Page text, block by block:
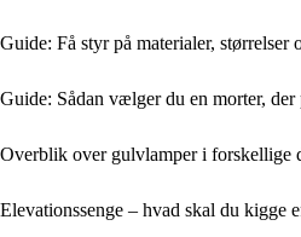
Guide: Få styr på materialer, størrelser
Guide: Sådan vælger du en morter,
Overblik over gulvlamper i forskellige
Elevationssenge – hvad skal du kigge